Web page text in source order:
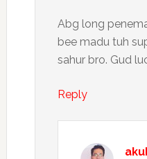
Abg long
bee madu tuh
sahur bro. Gud
Reply